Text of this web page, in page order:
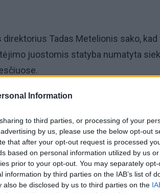
Information
to third parties, or processing of your
by us, please use the below opt-out
that after your opt-out request is processed
based on personal information utilized by us
prior to your opt-out. You may separately
by third parties on the IAB’s list of
be disclosed by us to third parties on the
Tadas Metelionis sako, kad
juostomis statyba numatyta
sumažės transporto srautas
teritorijų atskyrimas – Briedžių
taps lengviau pasiekiami.